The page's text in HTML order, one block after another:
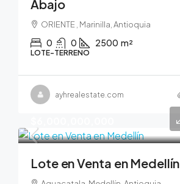
Abajo
ORIENTE , Marinilla, Antioquia
0 0 2500 m²
LOTE-TERRENO
ayhrealestate.com
Lote en Venta en Medellín